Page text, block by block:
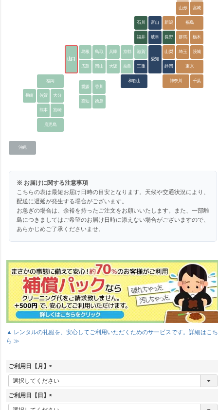
山形 宮城
福島
新潟
群馬 栃木
埼玉 茨城
東京
神奈川 千葉
山梨
石川
福井 長野
富山
岐阜
愛知
静岡
三重
和歌山
山口
島根 鳥取
広島 岡山
兵庫 京都 滋賀
大阪 奈良
香川
愛媛
徳島
高知
福岡
佐賀 大分
熊本
長崎
宮崎
鹿児島
沖縄
※ お届けに関する注意事項
こちらの表は最短お届け日時の目安となります。天候や交通状況により、
配送に遅延が発生する場合がございます。
お急ぎの場合は、余裕を持ったご注文をお願いいたします。また、一部離
島につきましてはご希望のお届け日時に添えない場合がございますので、
あらかじめご了承くださいませ。
▲ レンタルの礼服を、安心してご利用いただくためのサービスです。詳細はこち
ら ≫
ご利用日【月】
(
必
須
)
ご利用日【日】
(